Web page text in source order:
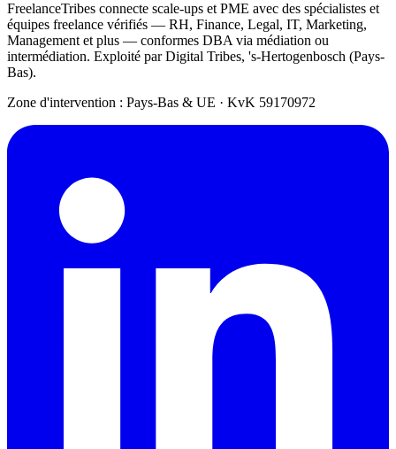
FreelanceTribes connecte scale-ups et PME avec des spécialistes et
équipes freelance vérifiés — RH, Finance, Legal, IT, Marketing,
Management et plus — conformes DBA via médiation ou
intermédiation. Exploité par Digital Tribes, 's-Hertogenbosch (Pays-
Bas).
Zone d'intervention : Pays-Bas & UE · KvK 59170972